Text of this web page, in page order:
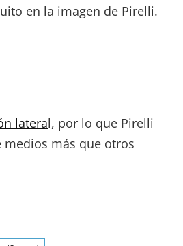
en la imagen de Pirelli.
lateral, por lo que Pirelli
medios más que otros